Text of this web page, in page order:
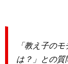
「教え子の
は？」との質